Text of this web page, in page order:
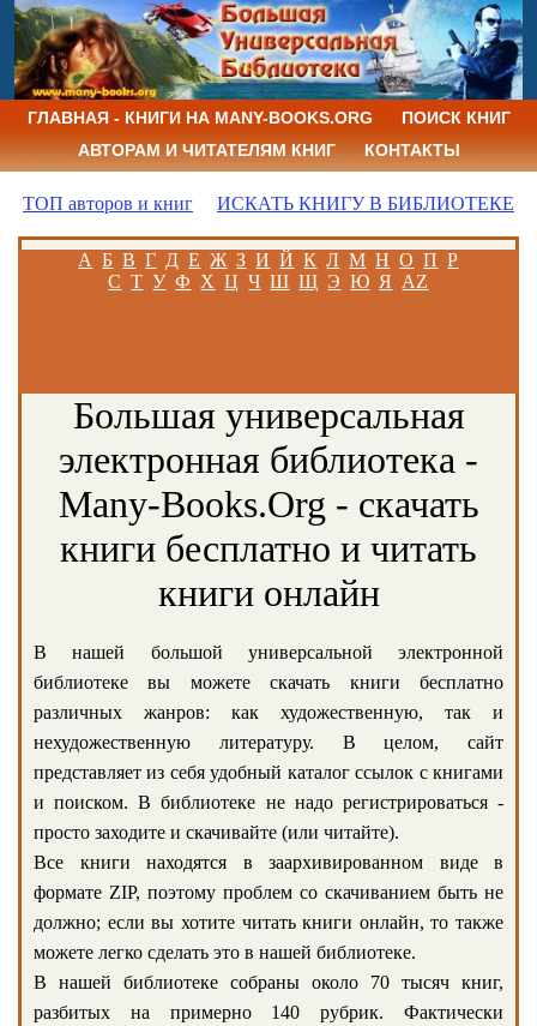
ГЛАВНАЯ - КНИГИ НА MANY-BOOKS.ORG
ПОИСК КНИГ
АВТОРАМ И ЧИТАТЕЛЯМ КНИГ
КОНТАКТЫ
ТОП авторов и книг ИСКАТЬ КНИГУ В БИБЛИОТЕКЕ
А Б В Г Д Е Ж З И Й К Л М Н О П Р
С Т У Ф Х Ц Ч Ш Щ Э Ю Я AZ
Большая универсальная
электронная библиотека -
Many-Books.Org - скачать
книги бесплатно и читать
книги онлайн
В нашей большой универсальной электронной
библиотеке вы можете скачать книги бесплатно
различных жанров: как художественную, так и
нехудожественную литературу. В целом, сайт
представляет из себя удобный каталог ссылок с книгами
и поиском. В библиотеке не надо регистрироваться -
просто заходите и скачивайте (или читайте).
Все книги находятся в заархивированном виде в
формате ZIP, поэтому проблем со скачиванием быть не
должно; если вы хотите читать книги онлайн, то также
можете легко сделать это в нашей библиотеке.
В нашей библиотеке собраны около 70 тысяч книг,
разбитых на примерно 140 рубрик. Фактически